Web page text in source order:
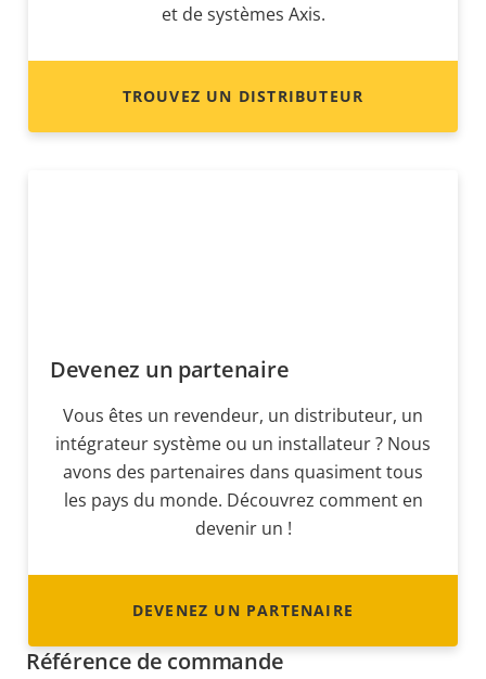
et de systèmes Axis.
TROUVEZ UN DISTRIBUTEUR
Devenez un partenaire
Vous êtes un revendeur, un distributeur, un
intégrateur système ou un installateur ? Nous
avons des partenaires dans quasiment tous
les pays du monde. Découvrez comment en
devenir un !
DEVENEZ UN PARTENAIRE
Référence de commande